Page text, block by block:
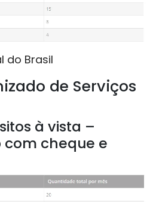
do Brasil
de Serviços
à vista –
cheque e